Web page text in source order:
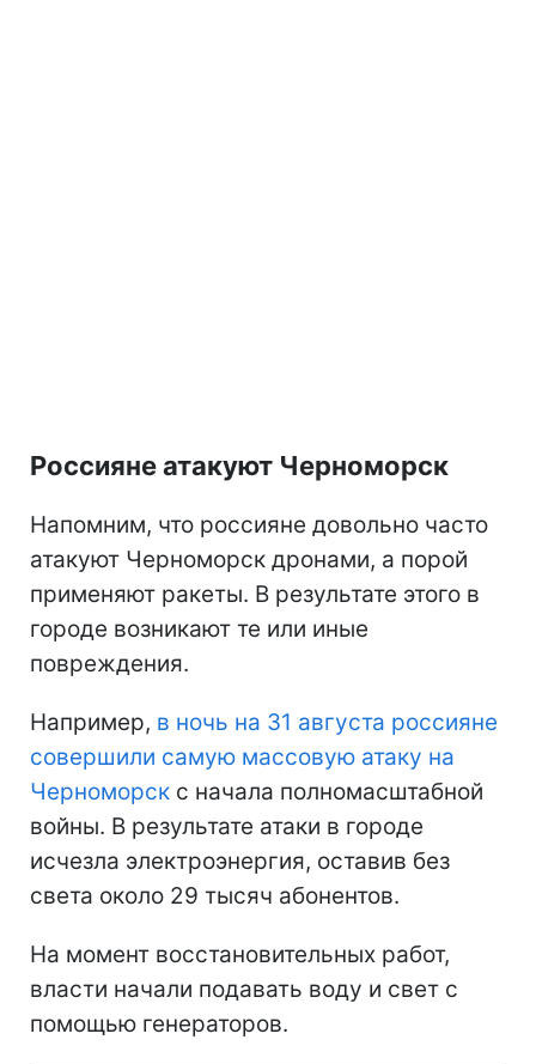
Россияне атакуют Черноморск
Напомним, что россияне довольно часто
атакуют Черноморск дронами, а порой
применяют ракеты. В результате этого в
городе возникают те или иные
повреждения.
Например, в ночь на 31 августа россияне
совершили самую массовую атаку на
Черноморск с начала полномасштабной
войны. В результате атаки в городе
исчезла электроэнергия, оставив без
света около 29 тысяч абонентов.
На момент восстановительных работ,
власти начали подавать воду и свет с
помощью генераторов.